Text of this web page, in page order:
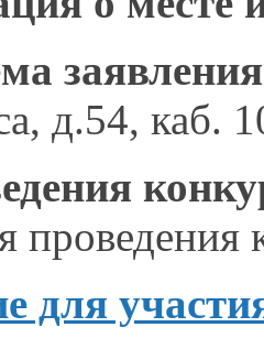
д.54, каб.
проведения
для